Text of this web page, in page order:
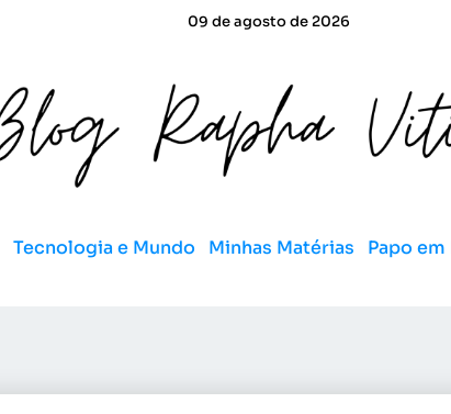
09 de agosto de 2026
Tecnologia e Mundo Minhas Matérias Papo em